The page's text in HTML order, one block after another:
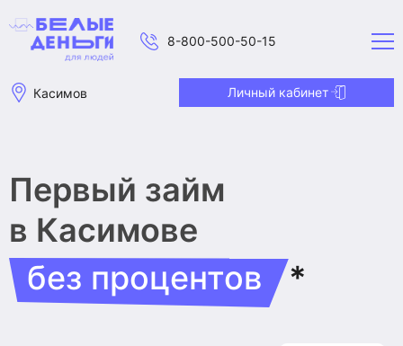
8-800-500-50-15
Касимов Личный кабинет
Первый займ
в Касимове
без процентов
*